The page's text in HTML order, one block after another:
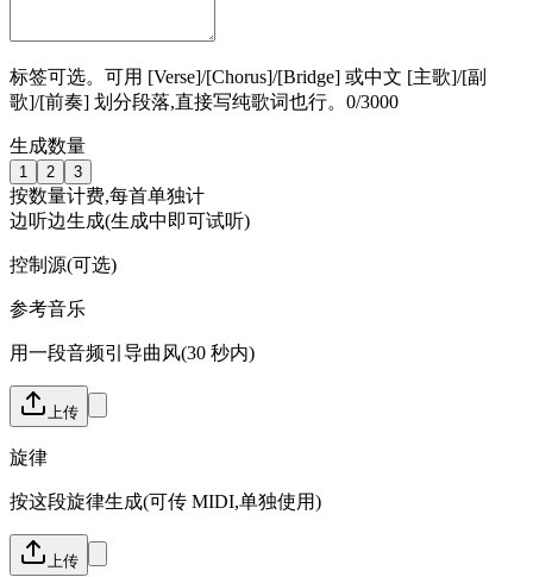
标签可选。可用 [Verse]/[Chorus]/[Bridge] 或中文 [主歌]/[副
歌]/[前奏] 划分段落,直接写纯歌词也行。 0/3000
生成数量
1 2 3
按数量计费,每首单独计
边听边生成(生成中即可试听)
控制源(可选)
参考音乐
用一段音频引导曲风(30 秒内)
上传
旋律
按这段旋律生成(可传 MIDI,单独使用)
上传